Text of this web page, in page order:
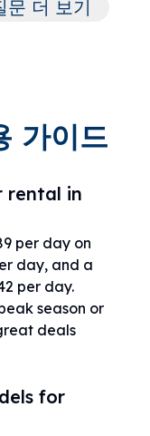
더 보기
가이드
rental in
per day on
day, and a
per day.
season or
deals
for